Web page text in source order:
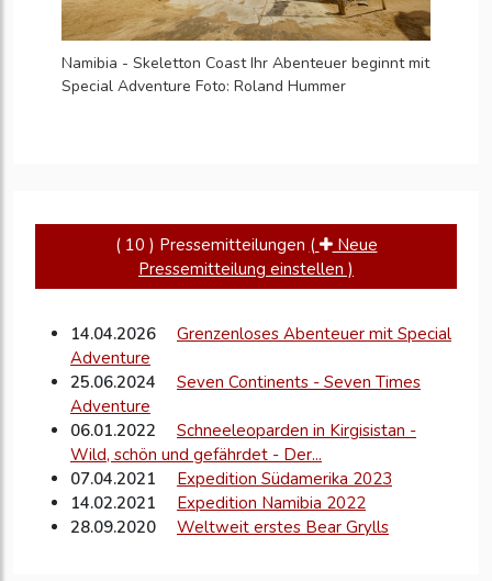
Namibia - Skeletton Coast Ihr Abenteuer beginnt mit
Special Adventure Foto: Roland Hummer
( 10 ) Pressemitteilungen (
Neue
Pressemitteilung einstellen )
14.04.2026
Grenzenloses Abenteuer mit Special
Adventure
25.06.2024
Seven Continents - Seven Times
Adventure
06.01.2022
Schneeleoparden in Kirgisistan -
Wild, schön und gefährdet - Der...
07.04.2021
Expedition Südamerika 2023
14.02.2021
Expedition Namibia 2022
28.09.2020
Weltweit erstes Bear Grylls